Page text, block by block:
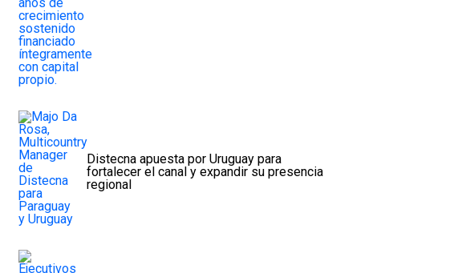
Distecna apuesta por Uruguay para
fortalecer el canal y expandir su presencia
regional